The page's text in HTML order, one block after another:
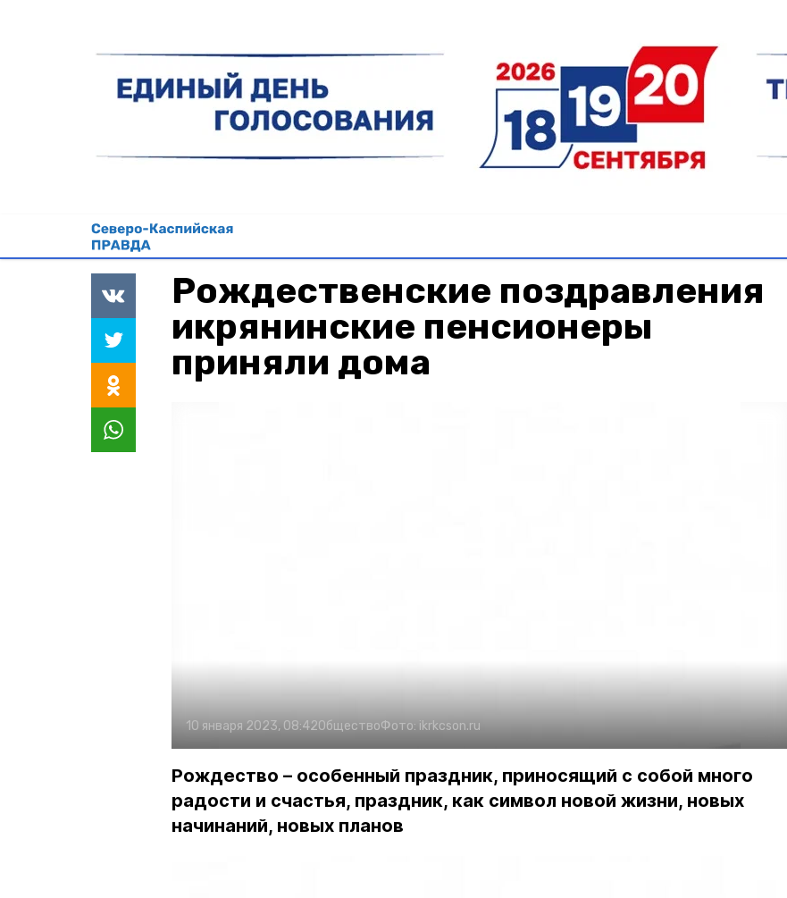
Рождественские поздравления
икрянинские пенсионеры
приняли дома
10 января 2023, 08:42ОбществоФото: ikrkcson.ru
Рождество – особенный праздник, приносящий с собой много
радости и счастья, праздник, как символ новой жизни, новых
начинаний, новых планов